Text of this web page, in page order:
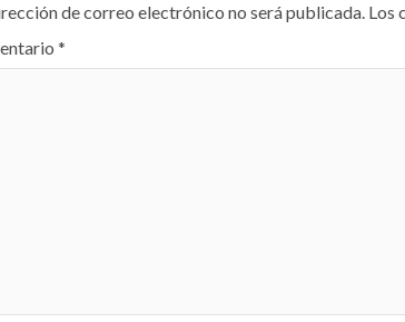
de correo electrónico no será publicada. Los
*